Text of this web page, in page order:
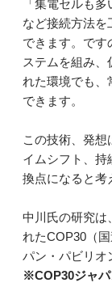
「集電セルも
など接続方法を
できます。です
ステムを組み、
れた環境でも、
できます。
この技術、発
イムシフト、持
換点になると考
中川氏の研究は
れたCOP30（
パン・パビリオ
※COP30ジャパ